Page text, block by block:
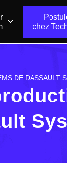
chez
DE DASSAULT